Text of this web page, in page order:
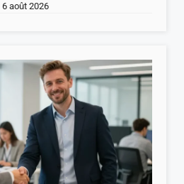
6 août 2026